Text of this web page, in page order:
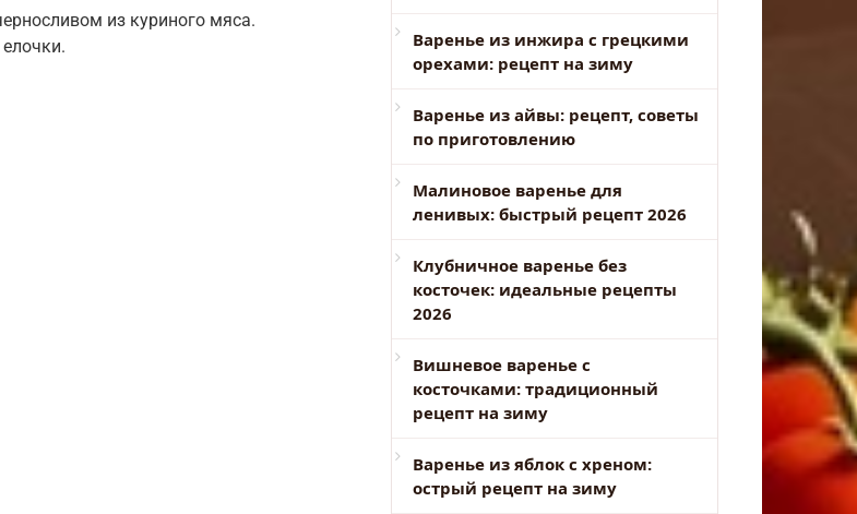
из куриного мяса.
Варенье из инжира с грецкими
орехами: рецепт на зиму
Варенье из айвы: рецепт, советы
по приготовлению
Малиновое варенье для
ленивых: быстрый рецепт 2026
Клубничное варенье без
косточек: идеальные рецепты
2026
Вишневое варенье с
косточками: традиционный
рецепт на зиму
Варенье из яблок с хреном:
острый рецепт на зиму